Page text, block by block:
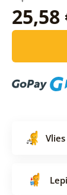
25,58